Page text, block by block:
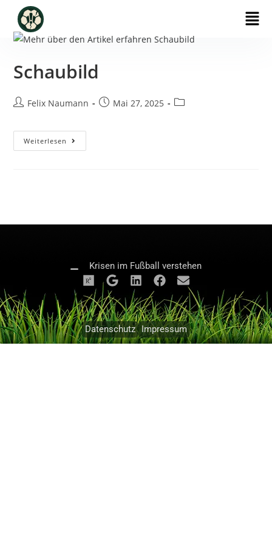
Schaubild
Felix Naumann Mai 27, 2025
Weiterlesen
Krisen im Fußball verstehen
Datenschutz Impressum